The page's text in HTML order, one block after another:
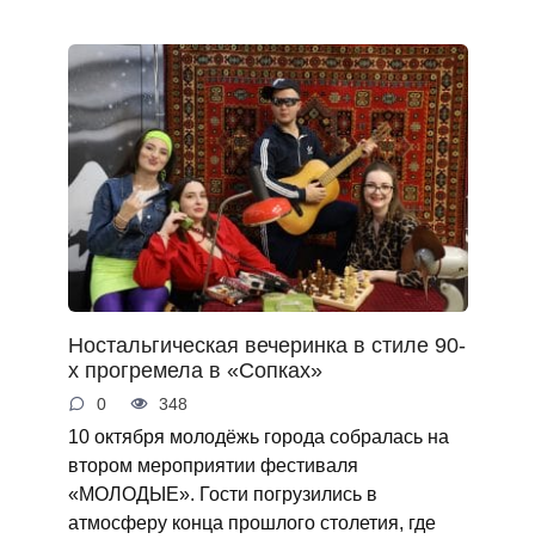
Ностальгическая вечеринка в стиле 90-
х прогремела в «Сопках»
0 348
10 октября молодёжь города собралась на
втором мероприятии фестиваля
«МОЛОДЫЕ». Гости погрузились в
атмосферу конца прошлого столетия, где